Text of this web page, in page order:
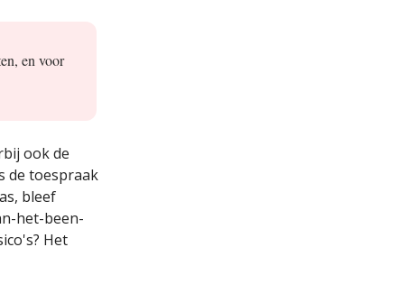
en voor
ook de
de toespraak
bleef
het-been-
Het